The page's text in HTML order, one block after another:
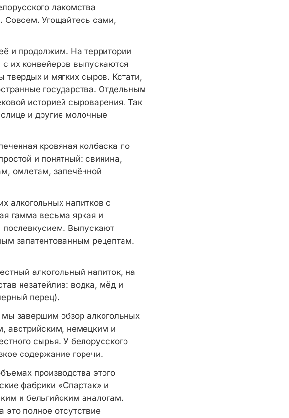
лакомства
Совсем. Угощайтесь сами,
и продолжим. На территории
их конвейеров выпускаются
твердых и мягких сыров. Кстати,
государства. Отдельным
историей сыроварения. Так
и другие молочные
кровяная колбаска по
и понятный: свинина,
омлетам, запечённой
алкогольных напитков с
гамма весьма яркая и
послевкусием. Выпускают
запатентованным рецептам.
алкогольный напиток, на
незатейлив: водка, мёд и
перец).
завершим обзор алкогольных
австрийским, немецким и
сырья. У белорусского
содержание горечи.
производства этого
фабрики «Спартак» и
и бельгийским аналогам.
полное отсутствие